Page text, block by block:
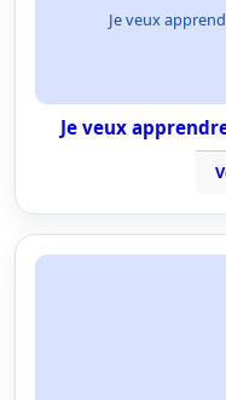
Je veux
Je veux